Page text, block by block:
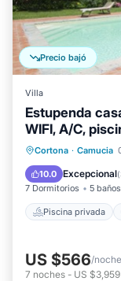
Precio bajó
Villa
Estupenda
WIFI, A/C,
panorámica
Cortona · Camucia
10.0 Excepcional(
7 Dormitorios 5 baños
Piscina privada
Piscina
Piscina
US $566/noche
7 noches - US $3,959